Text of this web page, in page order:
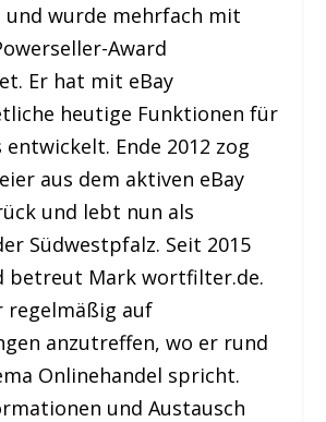
und wurde mehrfach mit
Award
Er hat mit eBay
heutige Funktionen für
Ende 2012 zog
aus dem aktiven eBay
und lebt nun als
Südwestpfalz. Seit 2015
betreut Mark wortfilter.de.
regelmäßig auf
anzutreffen, wo er rund
Onlinehandel spricht.
und Austausch